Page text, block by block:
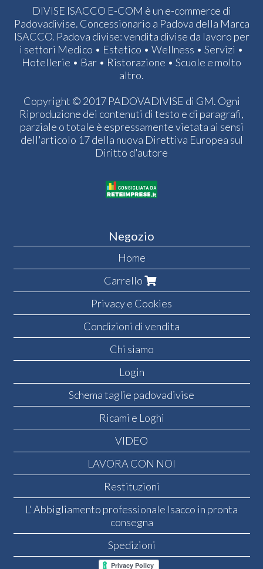
DIVISE ISACCO E-COM è un e-commerce di
Padovadivise. Concessionario a Padova della Marca
ISACCO. Padova divise: vendita divise da lavoro per
i settori Medico • Estetico • Wellness • Servizi •
Hotellerie • Bar • Ristorazione • Scuole e molto
altro.
Copyright © 2017 PADOVADIVISE di GM. Ogni
Riproduzione dei contenuti di testo e di paragrafi,
parziale o totale è espressamente vietata ai sensi
dell'articolo 17 della nuova Direttiva Europea sul
Diritto d'autore
Negozio
Home
Carrello
Privacy e Cookies
Condizioni di vendita
Chi siamo
Login
Schema taglie padovadivise
Ricami e Loghi
VIDEO
LAVORA CON NOI
Restituzioni
L' Abbigliamento professionale Isacco in pronta
consegna
Spedizioni